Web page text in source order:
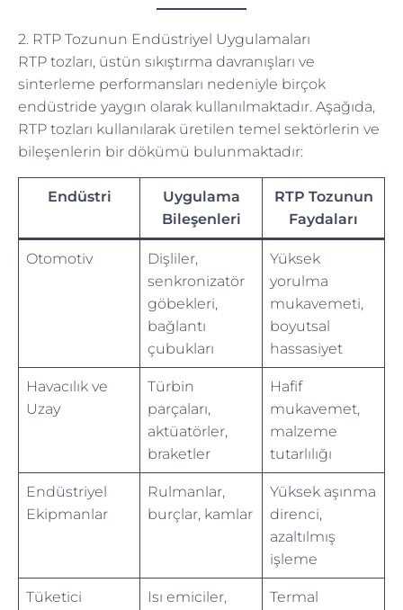
2. RTP Tozunun Endüstriyel Uygulamaları
RTP tozları, üstün sıkıştırma davranışları ve
sinterleme performansları nedeniyle birçok
endüstride yaygın olarak kullanılmaktadır. Aşağıda,
RTP tozları kullanılarak üretilen temel sektörlerin ve
bileşenlerin bir dökümü bulunmaktadır:
Endüstri
Uygulama
Bileşenleri
RTP Tozunun
Faydaları
Otomotiv
Dişliler,
senkronizatör
göbekleri,
bağlantı
çubukları
Yüksek
yorulma
mukavemeti,
boyutsal
hassasiyet
Havacılık ve
Uzay
Türbin
parçaları,
aktüatörler,
braketler
Hafif
mukavemet,
malzeme
tutarlılığı
Endüstriyel
Ekipmanlar
Rulmanlar,
burçlar, kamlar
Yüksek aşınma
direnci,
azaltılmış
işleme
Tüketici
Isı emiciler,
Termal